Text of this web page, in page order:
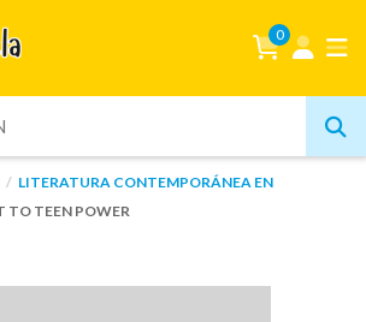
0
LITERATURA CONTEMPORÁNEA EN
TO TEEN POWER